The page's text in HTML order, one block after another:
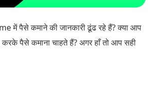
में पैसे कमाने की जानकारी ढूंढ रहे हैं? क्या आप
पैसे कमाना चाहते हैं? अगर हाँ तो आप सही